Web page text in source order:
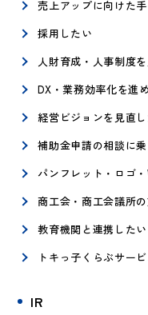
売上アップに向けた
採用したい
人財育成・人事制度
DX・業務効率化を進
経営ビジョンを見直
補助金申請の相談に
パンフレット・ロゴ
商工会・商工会議所
教育機関と連携したい
トキっ子くらぶサー
IR